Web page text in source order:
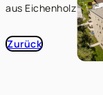
aus Eichenholz im
Zurück